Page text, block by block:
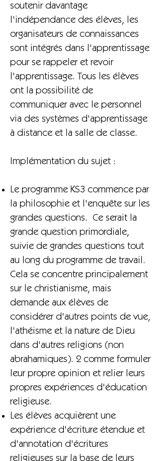
soutenir davantage
l'indépendance des élèves, les
organisateurs de connaissances
sont intégrés dans l'apprentissage
pour se rappeler et revoir
l'apprentissage. Tous les élèves
ont la possibilité de
communiquer avec le personnel
via des systèmes d'apprentissage
à distance et la salle de classe.
Implémentation du sujet :
Le programme KS3 commence par
la philosophie et l'enquête sur les
grandes questions. Ce serait la
grande question primordiale,
suivie de grandes questions tout
au long du programme de travail.
Cela se concentre principalement
sur le christianisme, mais
demande aux élèves de
considérer d'autres points de vue,
l'athéisme et la nature de Dieu
dans d'autres religions (non
abrahamiques). 2 comme formuler
leur propre opinion et relier leurs
propres expériences d'éducation
religieuse.
Les élèves acquièrent une
expérience d'écriture étendue et
d'annotation d'écritures
religieuses sur la base de leurs